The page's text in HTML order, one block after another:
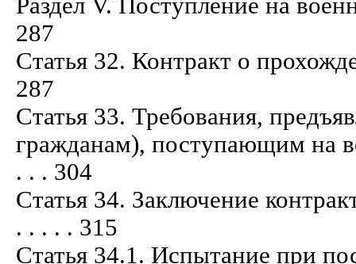
287
Статья 32. Контракт о
287
Статья 33. Требования,
гражданам), поступающим на
. . . 304
Статья 34. Заключение
. . . . . 315
Статья 34.1. Испытание при